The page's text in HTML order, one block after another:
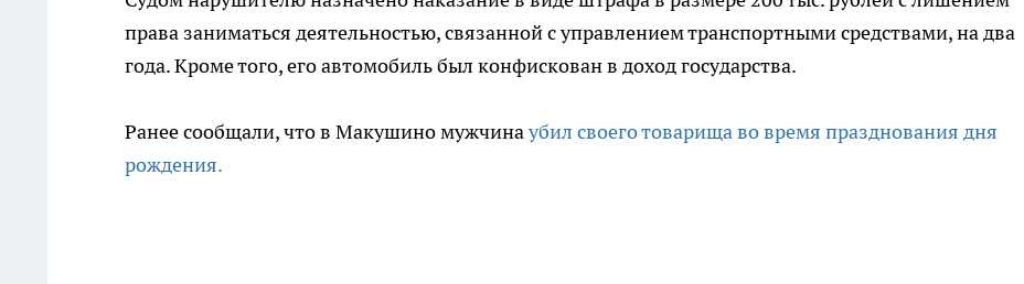
права заниматься деятельностью, связанной с управлением транспортными средствами, на два
года. Кроме того, его автомобиль был конфискован в доход государства.
Ранее сообщали, что в Макушино мужчинаубил своего товарища во время празднования дня
рождения.